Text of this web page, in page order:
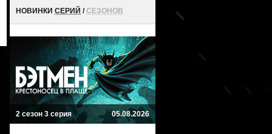
НОВИНКИ СЕРИЙ /СЕЗОНОВ
2 сезон 3 серия 05.08.2026